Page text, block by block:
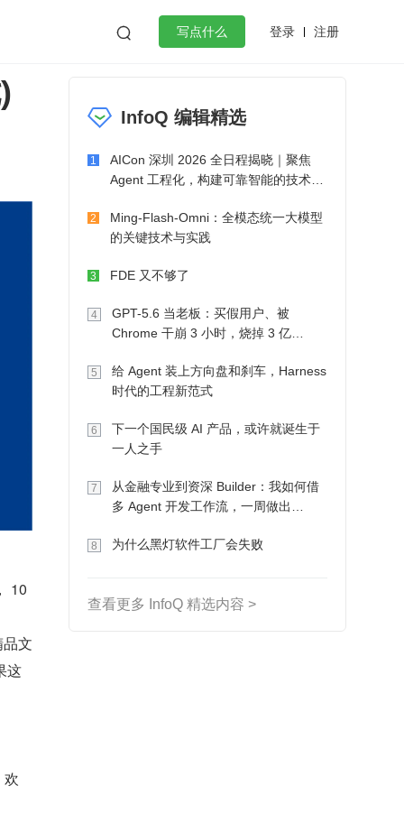
 写点什么 登录 注册
作
微服务架构 flutter
10
文
这
InfoQ 编辑精选
1
AICon 深圳 2026 全日程揭晓｜聚焦
Agent 工程化，构建可靠智能的技术路
2
Ming-Flash-Omni：全模态统一大模型
的关键技术与实践
3 FDE 又不够了
4
GPT-5.6 当老板：买假用户、被
Chrome 干崩 3 小时，烧掉 3 亿
5
给 Agent 装上方向盘和刹车，Harness
时代的工程新范式
6
下一个国民级 AI 产品，或许就诞生于
一人之手
7
从金融专业到资深 Builder：我如何借
多 Agent 开发工作流，一周做出
8 为什么黑灯软件工厂会失败
查看更多 InfoQ 精选内容 >